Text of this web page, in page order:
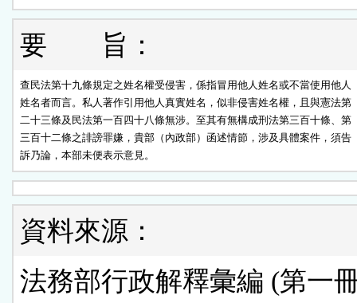
要 旨：
查民法第十九條規定之姓名權受侵害，係指冒用他人姓名或不當使用他人
姓名者而言。私人著作引用他人真實姓名，似非侵害姓名權，且與憲法第
二十三條及民法第一百四十八條無涉。至其有無構成刑法第三百十條、第
三百十二條之誹謗罪嫌，貴部（內政部）函述情節，涉及具體案件，須告
訴乃論，本部未便表示意見。
資料來源：
法務部行政解釋彙編 (第一